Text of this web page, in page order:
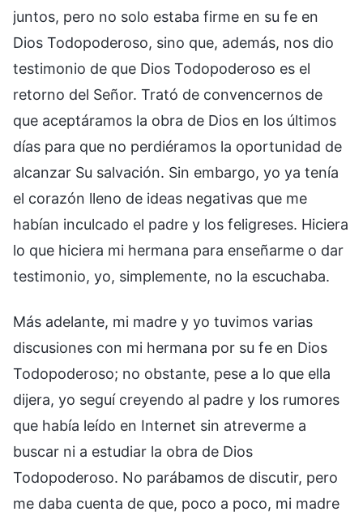
juntos, pero no solo estaba firme en su fe en
Dios Todopoderoso, sino que, además, nos dio
testimonio de que Dios Todopoderoso es el
retorno del Señor. Trató de convencernos de
que aceptáramos la obra de Dios en los últimos
días para que no perdiéramos la oportunidad de
alcanzar Su salvación. Sin embargo, yo ya tenía
el corazón lleno de ideas negativas que me
habían inculcado el padre y los feligreses. Hiciera
lo que hiciera mi hermana para enseñarme o dar
testimonio, yo, simplemente, no la escuchaba.
Más adelante, mi madre y yo tuvimos varias
discusiones con mi hermana por su fe en Dios
Todopoderoso; no obstante, pese a lo que ella
dijera, yo seguí creyendo al padre y los rumores
que había leído en Internet sin atreverme a
buscar ni a estudiar la obra de Dios
Todopoderoso. No parábamos de discutir, pero
me daba cuenta de que, poco a poco, mi madre